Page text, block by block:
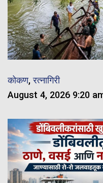
कोकण,रत्नागिरी
August 4, 2026 9:20